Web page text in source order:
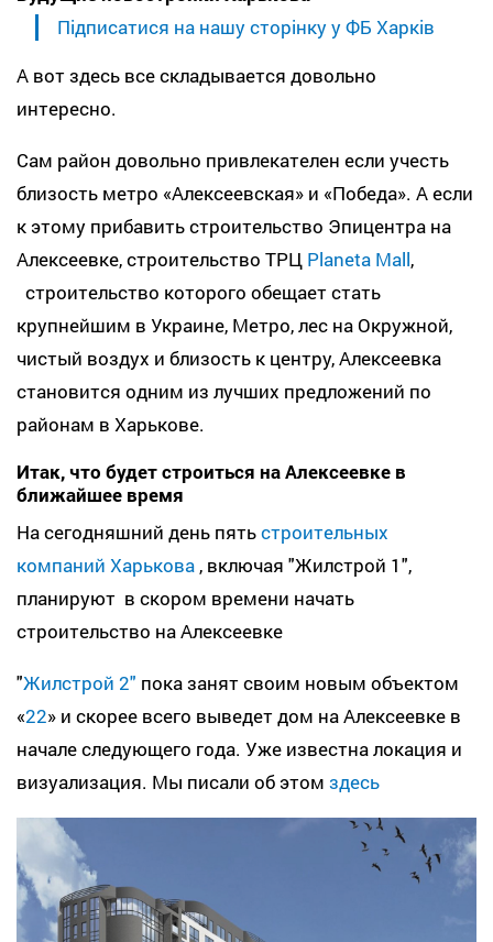
Підписатися на нашу сторінку у ФБ Харків
А вот здесь все складывается довольно
интересно.
Сам район довольно привлекателен если учесть
близость метро «Алексеевская» и «Победа». А если
к этому прибавить строительство Эпицентра на
Алексеевке, строительство ТРЦ Planeta Mall,
строительство которого обещает стать
крупнейшим в Украине, Метро, лес на Окружной,
чистый воздух и близость к центру, Алексеевка
становится одним из лучших предложений по
районам в Харькове.
Итак, что будет строиться на Алексеевке в
ближайшее время
На сегодняшний день пятьстроительных
компаний Харькова , включая "Жилстрой 1",
планируют в скором времени начать
строительство на Алексеевке
"Жилстрой 2" пока занят своим новым объектом
«22» и скорее всего выведет дом на Алексеевке в
начале следующего года. Уже известна локация и
визуализация. Мы писали об этом здесь